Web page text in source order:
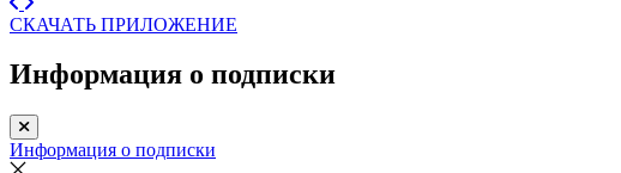
СКАЧАТЬ ПРИЛОЖЕНИЕ
Информация о подписки
Информация о подписки